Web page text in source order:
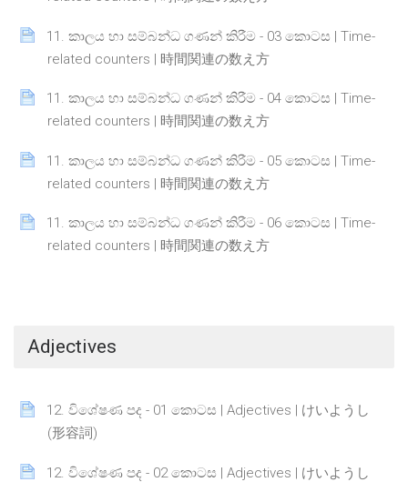
11. කාලය හා සම්බන්ධ ගණන් කිරීම - 03 කොටස | Time-
related counters | 時間関連の数え方
Page
11. කාලය හා සම්බන්ධ ගණන් කිරීම - 04 කොටස | Time-
related counters | 時間関連の数え方
Page
11. කාලය හා සම්බන්ධ ගණන් කිරීම - 05 කොටස | Time-
related counters | 時間関連の数え方
Page
11. කාලය හා සම්බන්ධ ගණන් කිරීම - 06 කොටස | Time-
related counters | 時間関連の数え方
Page
Adjectives
12. විශේෂණ පද - 01 කොටස | Adjectives | けいようし
(形容詞)
Page
12. විශේෂණ පද - 02 කොටස | Adjectives | けいようし